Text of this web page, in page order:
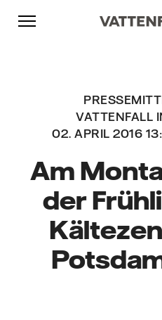
Überspringen
Zurück zur Hauptnavigation
Gehe zur Fußzeile
VATTENFALL
02. APRIL 2016
Am
der
Zurück zur Hauptnavigation